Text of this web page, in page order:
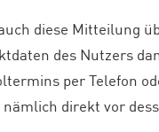
diese Mitteilung
des Nutzers
per Telefon
nämlich direkt vor